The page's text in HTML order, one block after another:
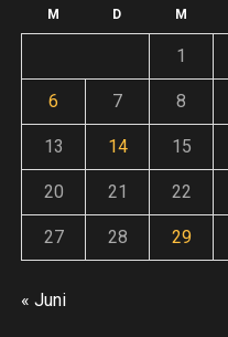
weiter
M D M
1
6 7 8
13 14 15
20 21 22
27 28 29
« Juni